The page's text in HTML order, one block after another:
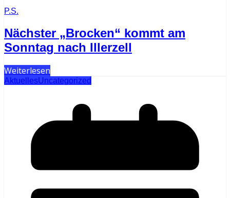
P.S.
Nächster „Brocken“ kommt am
Sonntag nach Illerzell
Weiterlesen
AktuellesUncategorized